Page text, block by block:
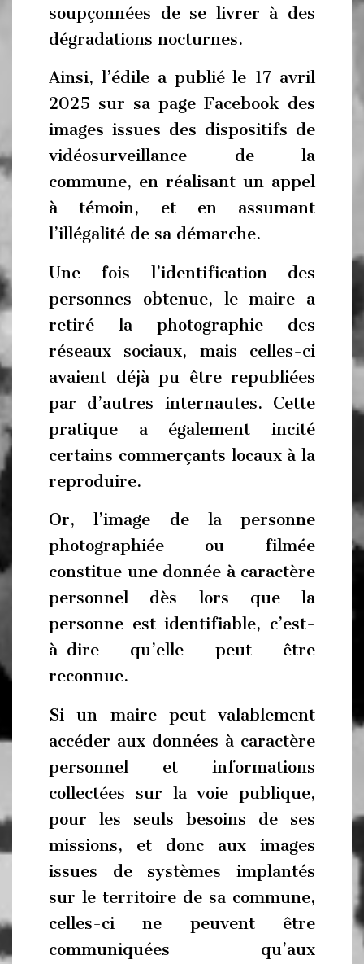
soupçonnées de se livrer à des
dégradations nocturnes.
Ainsi, l’édile a publié le 17 avril
2025 sur sa page Facebook des
images issues des dispositifs de
vidéosurveillance de la
commune, en réalisant un appel
à témoin, et en assumant
l’illégalité de sa démarche.
Une fois l’identification des
personnes obtenue, le maire a
retiré la photographie des
réseaux sociaux, mais celles-ci
avaient déjà pu être republiées
par d’autres internautes. Cette
pratique a également incité
certains commerçants locaux à la
reproduire.
Or, l’image de la personne
photographiée ou filmée
constitue une donnée à caractère
personnel dès lors que la
personne est identifiable, c’est-
à-dire qu’elle peut être
reconnue.
Si un maire peut valablement
accéder aux données à caractère
personnel et informations
collectées sur la voie publique,
pour les seuls besoins de ses
missions, et donc aux images
issues de systèmes implantés
sur le territoire de sa commune,
celles-ci ne peuvent être
communiquées qu’aux